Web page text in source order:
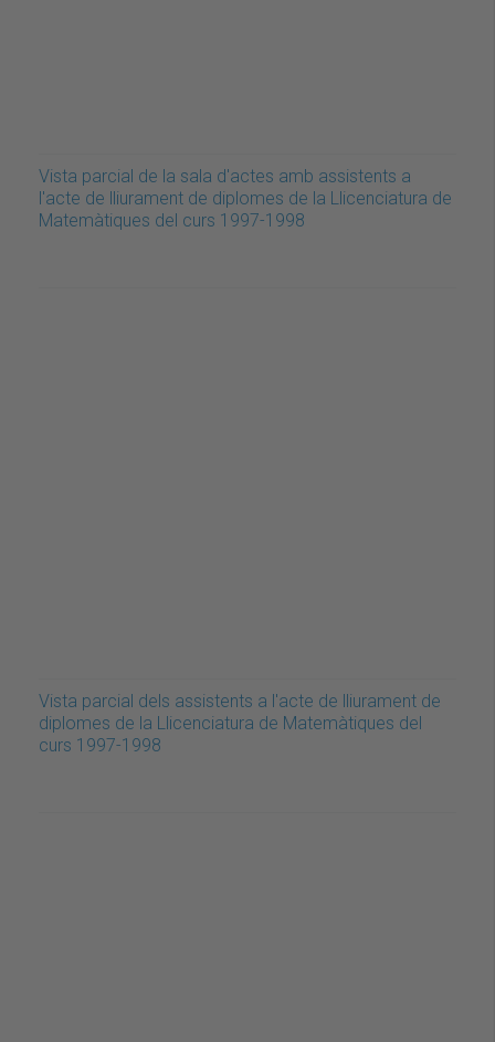
Vista parcial de la sala d'actes amb assistents a
l'acte de lliurament de diplomes de la Llicenciatura de
Matemàtiques del curs 1997-1998
Vista parcial dels assistents a l'acte de lliurament de
diplomes de la Llicenciatura de Matemàtiques del
curs 1997-1998